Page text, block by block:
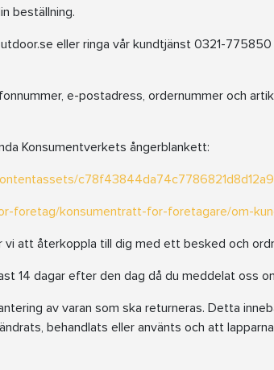
beställning.
eller ringa vår kundtjänst 0321-775850
e-postadress, ordernummer och
Konsumentverkets ångerblankett:
foretag/konsumentratt-for-foretagare/om-
vi att återkoppla till dig med ett besked och
14 dagar efter den dag då du meddelat oss
av varan som ska returneras. Detta
behandlats eller använts och att